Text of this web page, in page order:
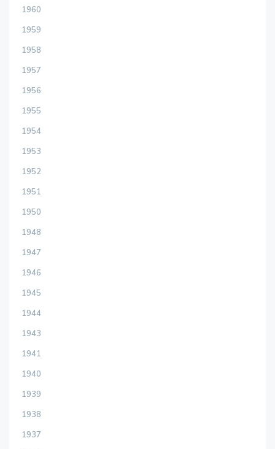
1960
1959
1958
1957
1956
1955
1954
1953
1952
1951
1950
1948
1947
1946
1945
1944
1943
1941
1940
1939
1938
1937